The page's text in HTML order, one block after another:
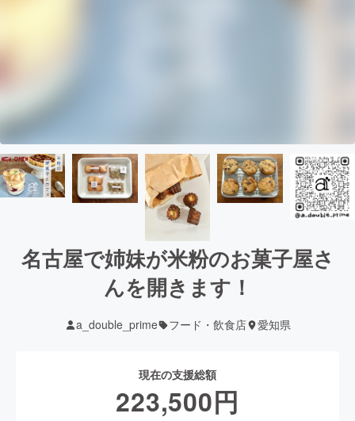
名古屋で姉妹が米粉のお菓子屋さ
んを開きます！
a_double_prime フード・飲食店 愛知県
現在の支援総額
223,500円